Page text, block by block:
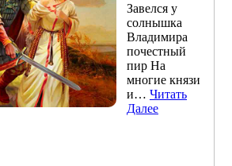
Завелся у
солнышка
Владимира
почестный
пир На
многие князи
и… Читать
Далее